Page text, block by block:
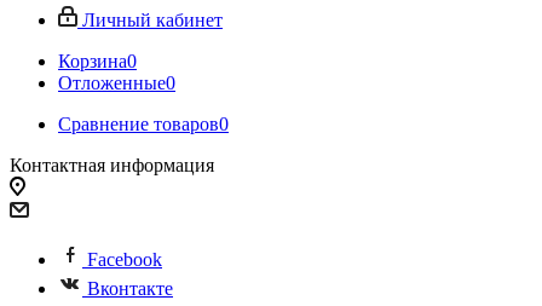
Личный кабинет
Корзина0
Отложенные0
Сравнение товаров0
Контактная информация
Facebook
Вконтакте